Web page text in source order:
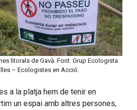
litorals de Gavà. Font: Grup Ecologista
– Ecologistes en Acció.
a la platja hem de tenir en
un espai amb altres persones,